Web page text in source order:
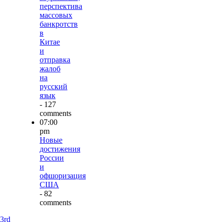
перспектива
массовых
банкротств
в
Китае
и
отправка
жалоб
на
русский
язык
- 127
comments
07:00
pm
Новые
достижения
России
и
офшоризация
США
- 82
comments
3rd